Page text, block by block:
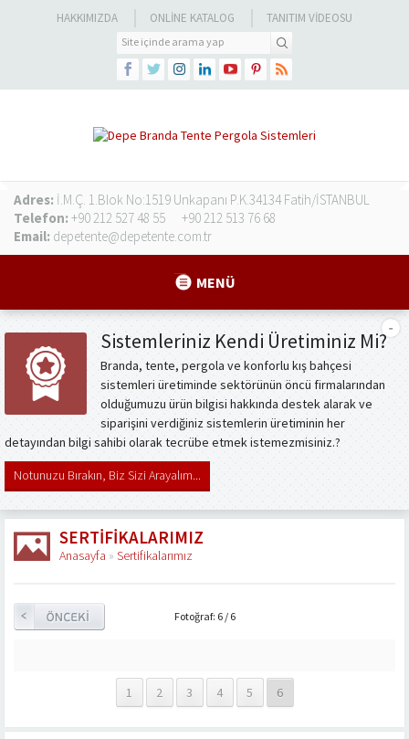
HAKKIMIZDA ONLINE KATALOG TANITIM VIDEOSU
Adres: İ.M.Ç. 1.Blok No:1519 Unkapanı P.K.34134 Fatih/İSTANBUL
Telefon: +90 212 527 48 55
+90 212 513 76 68
Email: depetente@depetente.com.tr
MENÜ
Sistemleriniz Kendi Üretiminiz Mi?
Branda, tente, pergola ve konforlu kış bahçesi
sistemleri üretiminde sektörünün öncü firmalarından
olduğumuzu ürün bilgisi hakkında destek alarak ve
siparişini verdiğiniz sistemlerin üretiminin her
detayından bilgi sahibi olarak tecrübe etmek istemezmisiniz.?
Notunuzu Bırakın, Biz Sizi Arayalım...
SERTIFIKALARIMIZ
Anasayfa » Sertifikalarımız
Fotoğraf: 6 / 6
1 2 3 4 5 6